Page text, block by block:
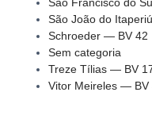
São João do
Schroeder — BV 42
Sem categoria
Treze Tílias — BV
Vitor Meireles — BV